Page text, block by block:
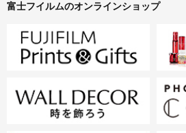
富士フイルムのオンラインショップ